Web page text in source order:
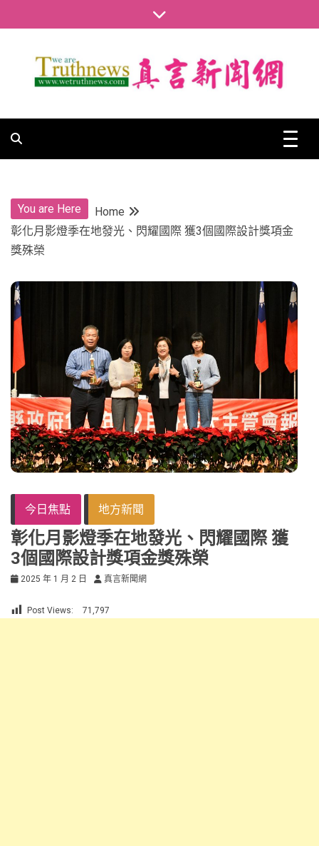
to
真言新聞網
You are Here
Home
彰化月影燈季在地發光、閃耀國際 獲3個國際設計獎項金
獎殊榮
今日焦點 地方新聞
彰化月影燈季在地發光、閃耀國際 獲
3個國際設計獎項金獎殊榮
2025 年 1 月 2 日 真言新聞網
Post Views: 71,797